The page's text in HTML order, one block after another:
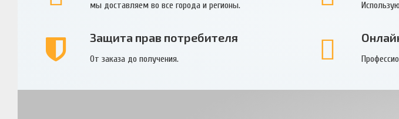
мы доставляем во все города и регионы.
Защита прав потребителя
От заказа до получения.